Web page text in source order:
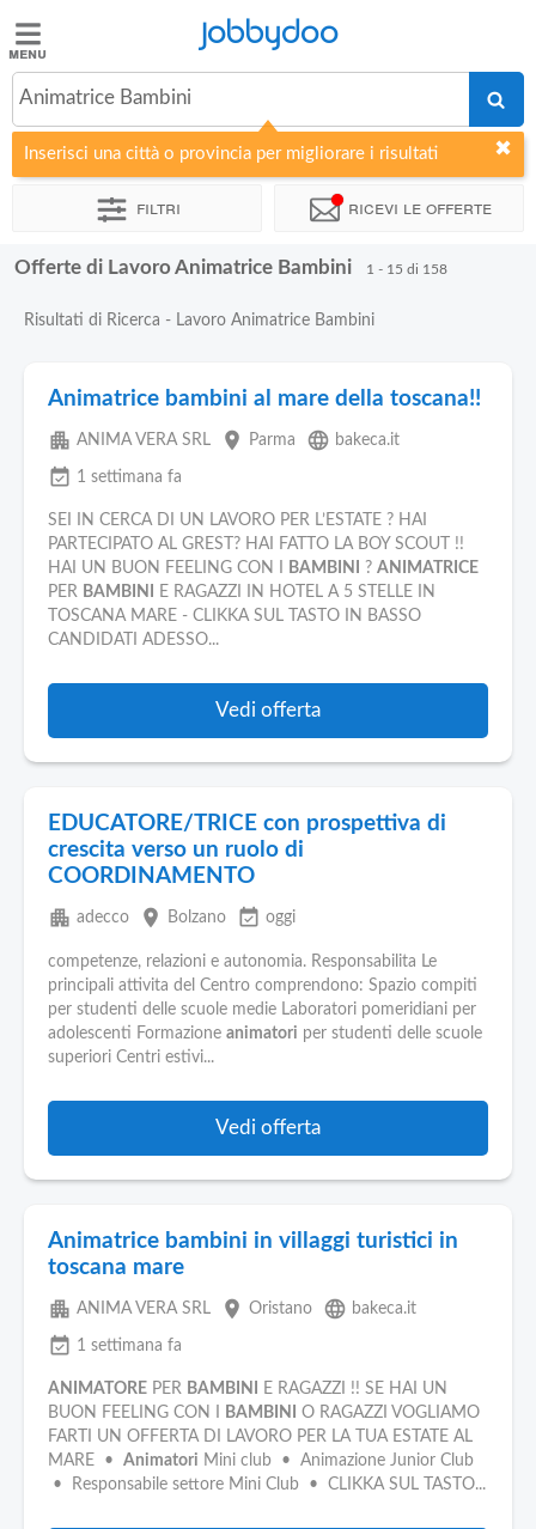
Jobbydoo
Offerte
di
lavoro
Elenco
Blog
Pubblica
Offerte
Area
Jobbydoo
Animatrice Bambini
Inserisci una città o provincia per migliorare i risultati
Filtri Ricevi le offerte
Offerte di Lavoro Animatrice Bambini 1 - 15 di 158
Risultati di Ricerca - Lavoro Animatrice Bambini
Animatrice bambini al mare della toscana!!
apartment ANIMA VERA SRL place Parma language bakeca.it
event_available 1 settimana fa
SEI IN CERCA DI UN LAVORO PER L’ESTATE ? HAI
PARTECIPATO AL GREST? HAI FATTO LA BOY SCOUT !!
HAI UN BUON FEELING CON I
BAMBINI ? ANIMATRICE
PER BAMBINI
E RAGAZZI IN HOTEL A 5 STELLE IN
TOSCANA MARE - CLIKKA SUL TASTO IN BASSO
CANDIDATI ADESSO...
Vedi offerta
EDUCATORE/TRICE con prospettiva di
crescita verso un ruolo di
COORDINAMENTO
apartment adecco place Bolzano event_available oggi
competenze, relazioni e autonomia. Responsabilita Le
principali attivita del Centro comprendono: Spazio compiti
per studenti delle scuole medie Laboratori pomeridiani per
adolescenti Formazione animatori per studenti delle scuole
superiori Centri estivi...
Vedi offerta
Animatrice bambini in villaggi turistici in
toscana mare
apartment ANIMA VERA SRL place Oristano language bakeca.it
event_available 1 settimana fa
ANIMATORE PER BAMBINI
E RAGAZZI !! SE HAI UN
BUON FEELING CON I
BAMBINI
O RAGAZZI VOGLIAMO
FARTI UN OFFERTA DI LAVORO PER LA TUA ESTATE AL
MARE • Animatori Mini club • Animazione Junior Club
• Responsabile settore Mini Club • CLIKKA SUL TASTO...